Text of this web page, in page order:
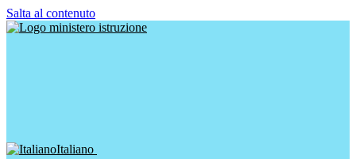
Salta al contenuto
Italiano